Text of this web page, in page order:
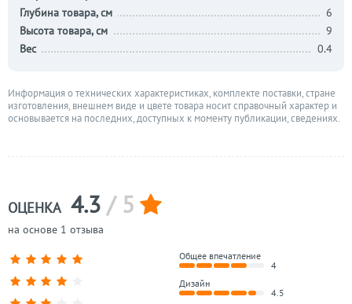
Глубина товара, см
6
Высота товара, см
9
Вес
0.4
Информация о технических характеристиках, комплекте поставки, стране
изготовления, внешнем виде и цвете товара носит справочный характер и
основывается на последних, доступных к моменту публикации, сведениях.
ОЦЕНКА 4.3 / 5
на основе 1 отзыва
Общее впечатление
4
Дизайн
4.5